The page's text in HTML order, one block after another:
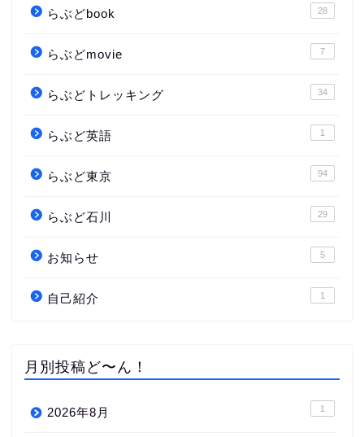
らぶどbook 28
らぶどmovie 7
らぶどトレッキング 34
らぶど英語 1
らぶど東京 94
らぶど石川 29
お知らせ 5
自己紹介 1
月別投稿ど〜ん！
2026年8月 1